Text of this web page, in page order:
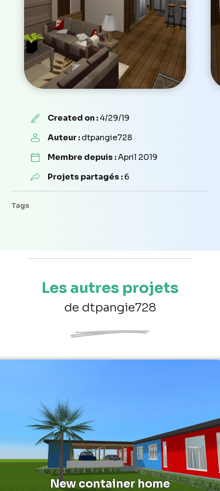
Created on :4/29/19
Auteur :dtpangie728
Membre depuis :April 2019
Projets partagés :6
Tags
Les autres projets
de dtpangie728
New container home